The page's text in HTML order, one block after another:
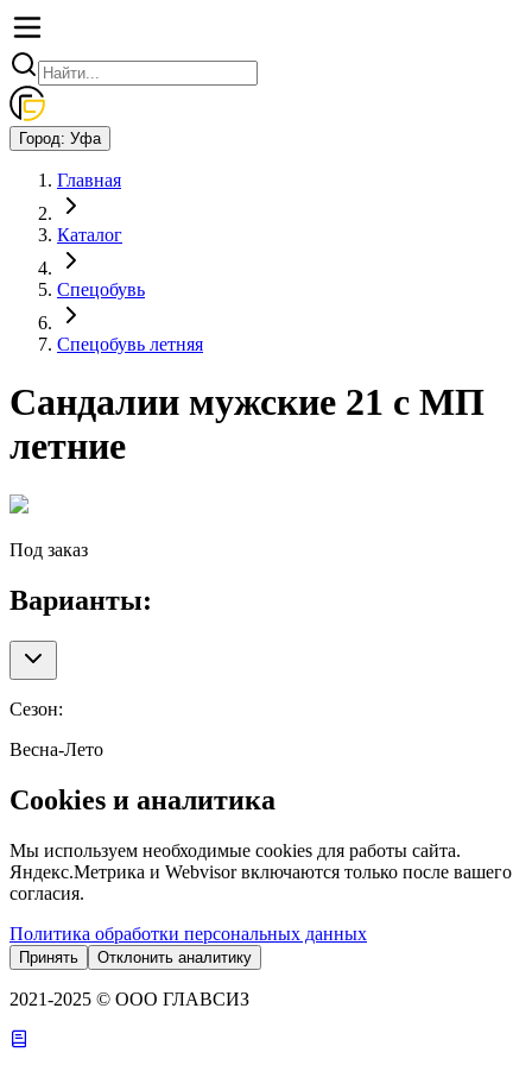
Город: Уфа
Главная
Каталог
Спецобувь
Спецобувь летняя
Сандалии мужские 21 с МП
летние
Под заказ
Варианты:
Сезон:
Весна-Лето
Cookies и аналитика
Мы используем необходимые cookies для работы сайта.
Яндекс.Метрика и Webvisor включаются только после вашего
согласия.
Политика обработки персональных данных
Принять Отклонить аналитику
2021-2025 © ООО ГЛАВСИЗ